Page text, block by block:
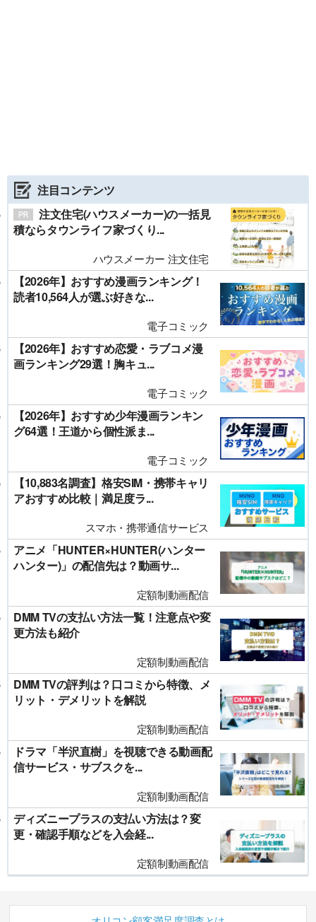
注目コンテンツ
注文住宅(ハウスメーカー)の一括見
積ならタウンライフ家づくり...
ハウスメーカー 注文住宅
【2026年】おすすめ漫画ランキング！
読者10,564人が選ぶ好きな...
電子コミック
【2026年】おすすめ恋愛・ラブコメ漫
画ランキング29選！胸キュ...
電子コミック
【2026年】おすすめ少年漫画ランキン
グ64選！王道から個性派ま...
電子コミック
【10,883名調査】格安SIM・携帯キャリ
アおすすめ比較｜満足度ラ...
スマホ・携帯通信サービス
アニメ「HUNTER×HUNTER(ハンター
ハンター)」の配信先は？動画サ...
定額制動画配信
DMM TVの支払い方法一覧！注意点や変
更方法も紹介
定額制動画配信
DMM TVの評判は？口コミから特徴、メ
リット・デメリットを解説
定額制動画配信
ドラマ「半沢直樹」を視聴できる動画配
信サービス・サブスクを...
定額制動画配信
ディズニープラスの支払い方法は？変
更・確認手順などを入会経...
定額制動画配信